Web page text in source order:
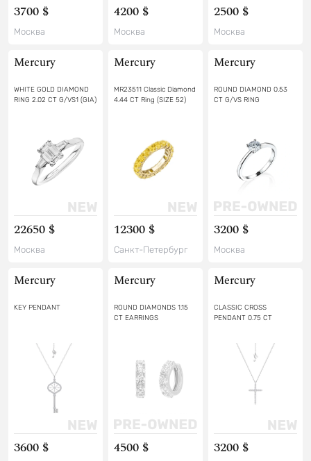
3700 $
Москва
4200 $
Москва
2500 $
Москва
Mercury
WHITE GOLD DIAMOND
RING 2.02 CT G/VS1 (GIA)
22650 $
Москва
Mercury
MR23511 Classic Diamond
4.44 CT Ring (SIZE 52)
12300 $
Санкт-Петербург
Mercury
ROUND DIAMOND 0.53
CT G/VS RING
3200 $
Москва
Mercury
KEY PENDANT
3600 $
Mercury
ROUND DIAMONDS 1.15
CT EARRINGS
4500 $
Mercury
CLASSIC CROSS
PENDANT 0.75 CT
3200 $